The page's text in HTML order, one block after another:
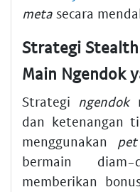
meta secara
Strategi
Main Ngendok
Strategi ngendok
dan ketenangan
menggunakan pet
bermain
memberikan